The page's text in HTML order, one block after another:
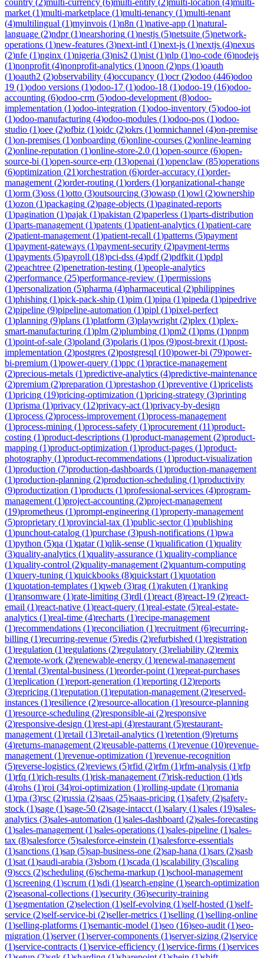
market (1)multi-marketplace (1)multi-tenancy (1)multi-tenant
(4)multilingual (1)myinvois (1)n8n (1)native-app (1)natural-
language (2)ndpr(1)nearshoring (1)nestjs (5)netsuite (5)network-
operations (1)new-features (3)next-intl (1)next-js (1)nextjs (4)nexus
(2)nfe (1)nginx (1)nigeria (3)nis2 (1)nist (1)nlp (1)no-code (6)nodejs
(1)nonprofit (4)nonprofit-analytics (1)noon (2)nps (1)oauth
(1)oauth2 (2)observability (4)occupancy (1)ocr(2)odoo (446)odoo
19 (1)odoo versions (1)odoo-17 (1)odoo-18 (1)odoo-19 (16)odoo-
accounting (6)odoo-crm (5)odoo-development (8)odoo-
implementation (1)odoo-integration (1)odoo-inventory (5)odoo-iot
(1)odoo-manufacturing (4)odoo-modules (1)odoo-pos (1)odoo-
studio (1)oee (2)ofbiz (1)oidc (2)okrs (1)omnichannel (4)on-premise
(1)on-premises (1)onboarding (6)online-courses (2)online-learning
(2)online-reputation (1)online-store-2.0 (1)open-source (6)open-
source-bi (1)open-source-erp (13)openai (1)openclaw (85)operations
(6)optimization (21)orchestration (6)order-accuracy (1)order-
management (2)order-routing (1)orders (1)organizational-change
(1)orm (3)oss (1)otto (3)outsourcing (3)owasp (1)owl (2)ownership
(1)ozon (1)packaging (2)page-objects (1)paginated-reports
(1)pagination (1)pajak (1)pakistan (2)paperless (1)parts-distribution
(1)parts-management (1)patents (1)patient-analytics (1)patient-care
(2)patient-management (1)patient-recall (1)patterns (5)payment
(1)payment-gateways (1)payment-security (2)payment-terms
(1)payments (5)payroll (18)pci-dss (4)pdf(2)pdfkit (1)pdpl
(2)peachtree (2)penetration-testing (1)people-analytics
(2)performance (25)performance-review (1)permissions
(1)personalization (5)pharma (4)pharmaceutical (2)philippines
(1)phishing (1)pick-pack-ship (1)pim (1)pipa (1)pipeda (1)pipedrive
(2)pipeline (9)pipeline-automation (1)pipl (1)pixel-perfect
(1)planning (9)plans (1)platform (3)playwright (2)plex (1)plex-
smart-manufacturing (1)plm (2)plumbing (1)pm2 (1)pms (1)pnpm
(1)point-of-sale (3)poland (3)polaris (1)pos (9)post-brexit (1)post-
implementation (2)postgres (2)postgresql (10)power-bi (79)power-
bi-premium (1)power-query (1)ppc (1)practice-management
(2)precious-metals (1)predictive-analytics (4)predictive-maintenance
(2)premium (2)preparation (1)prestashop (1)preventive (1)pricelists
(1)pricing (19)pricing-optimization (1)pricing-strategy (3)printing
(1)prisma (1)privacy (12)privacy-act (1)privacy-by-design
(1)process (2)process-improvement (1)process-management
(1)process-mining (1)process-safety (1)procurement (11)product-
costing (1)product-descriptions (1)product-management (2)product-
mapping (1)product-optimization (1)product-pages (1)product-
photography (1)product-recommendations (1)product-visualization
(1)production (7)production-dashboards (1)production-management
(1)production-planning (2)production-scheduling (1)productivity
(9)productization (1)products (1)professional-services (4)program-
management (1)project-accounting (2)project-management
(19)prometheus (1)prompt-engineering (1)property-management
(5)proprietary (1)provincial-tax (1)public-sector(1)publishing
(1)punchout-catalog (1)purchase (3)push-notifications (1)pwa
(1)python (5)qa (1)qatar(1)qlik-sense (1)qualification (1)quality
(3)quality-analytics (1)quality-assurance (1)quality-compliance
(1)quality-control (2)quality-management (2)quantum-computing
(1)query-tuning (1)quickbooks (8)quickstart (1)quotation
(1)quotation-templates (1)qweb (3)rag (1)rakuten (1)ranking
(1)ransomware (1)rate-limiting (3)rdl (1)react (8)react-19 (2)react-
email (1)react-native (1)react-query (1)real-estate (5)real-estate-
analytics (1)real-time (4)recharts (1)recipe-management
(1)recommendations (1)reconciliation (1)recruitment (6)recurring-
billing (1)recurring-revenue (5)redis (2)refurbished (1)registration
(1)regulation (1)regulations (2)regulatory (3)reliability (2)remix
(2)remote-work (2)renewable-energy (1)renewal-management
(1)rental (3)rental-business (1)reorder-point (1)repeat-purchases
(1)replication (1)report-generation (1)reporting (12)reports
(3)repricing (1)reputation (1)reputation-management (2)reserved-
instances (1)resilience (2)resource-allocation (1)resource-planning
(1)resource-scheduling (2)responsible-ai (2)responsive
(2)responsive-design (1)rest-api (4)restaurant (5)restaurant-
management (1)retail (13)retail-analytics (1)retention (9)returns
(4)returns-management (2)reusable-patterns (1)revenue (10)revenue-
management (1)revenue-optimization (1)revenue-recognition
(5)reverse-logistics (2)reviews (5)rfid (2)rfm (1)rfm-analysis (1)rfp
(1)rfq (1)rich-results (1)risk-management (7)risk-reduction (1)rls
(4)rohs (1)roi (34)roi-optimization (1)rolling-update (1)romania
(1)rpa (3)rsc (2)russia (2)saas (25)saas-pricing (1)safety (2)safety-
stock (1)sage (1)sage-50 (2)sage-intacct (1)salary (1)sales (19)sales-
analytics (3)sales-automation (1)sales-dashboard (2)sales-forecasting
(1)sales-management (1)sales-operations (1)sales-pipeline (1)sales-
tax (8)salesforce (5)salesforce-einstein (1)salesforce-essentials
(1)sanctions (1)sap (5)sap-business-one (2)sap-hana (1)sars (2)sasb
(1)sat (1)saudi-arabia (3)sbom (1)scada (1)scalability (3)scaling
(9)sccs (2)scheduling (6)schema-markup (1)school-management
(1)screening (1)scrum (1)sdi (1)search-engine (1)search-optimization
(2)seasonal-collections (1)security (36)security-training
(1)segmentation (2)selection (1)self-evolving (1)self-hosted (1)self-
service (2)self-service-bi (2)seller-metrics (1)selling (1)selling-online
(1)selling-platforms (1)semantic-model (1)seo (16)seo-audit (1)seo-
migration (1)server(1)server-components (1)server-sizing (2)service
(1)service-contracts (1)service-efficiency (1)service-firms (1)services